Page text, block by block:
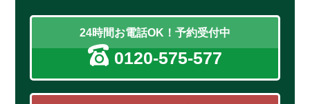
24時間お電話OK！予約受付中
0120-575-577